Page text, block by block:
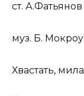
ст. А.Фатьянов
муз. Б.
Хвастать,